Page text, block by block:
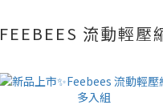
FEEBEES 流動輕壓